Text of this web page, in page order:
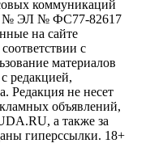
коммуникаций
№ ЭЛ № ФС77-82617
на сайте
с
материалов
редакцией,
Редакция не несет
объявлений,
а также за
гиперссылки. 18+